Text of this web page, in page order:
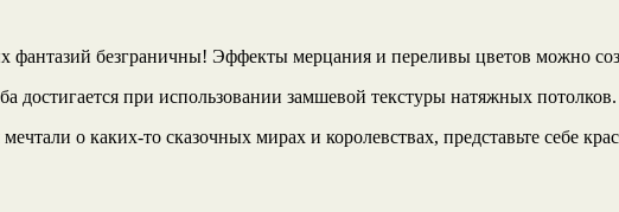
фантазий безграничны! Эффекты мерцания и переливы цветов можно
при использовании замшевой текстуры натяжных потолков.
о каких-то сказочных мирах и королевствах, представьте себе